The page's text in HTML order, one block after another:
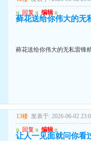
u 回复 u 编辑 u
藓花送给你伟大的无
藓花送给你伟大的无私雷锋
13楼 发表于: 2026-06-02
u 回复 u 编辑 u
让人一见面就问你看